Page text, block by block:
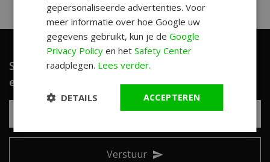
Schrijf je in en ontvang unieke aanbiedingen
en leuke tips!
Verstuur
gepersonaliseerde advertenties. Voor
meer informatie over hoe Google uw
gegevens gebruikt, kun je deGoogle
Privacy Policy en hetSafety Center
raadplegen. Lees verder.
ACCEPTEREN
DETAILS